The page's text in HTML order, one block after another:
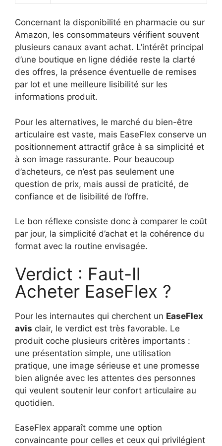
Concernant la disponibilité en pharmacie ou sur
Amazon, les consommateurs vérifient souvent
plusieurs canaux avant achat. L’intérêt principal
d’une boutique en ligne dédiée reste la clarté
des offres, la présence éventuelle de remises
par lot et une meilleure lisibilité sur les
informations produit.
Pour les alternatives, le marché du bien-être
articulaire est vaste, mais EaseFlex conserve un
positionnement attractif grâce à sa simplicité et
à son image rassurante. Pour beaucoup
d’acheteurs, ce n’est pas seulement une
question de prix, mais aussi de praticité, de
confiance et de lisibilité de l’offre.
Le bon réflexe consiste donc à comparer le coût
par jour, la simplicité d’achat et la cohérence du
format avec la routine envisagée.
Verdict : Faut-Il
Acheter EaseFlex ?
Pour les internautes qui cherchent un EaseFlex
avis clair, le verdict est très favorable. Le
produit coche plusieurs critères importants :
une présentation simple, une utilisation
pratique, une image sérieuse et une promesse
bien alignée avec les attentes des personnes
qui veulent soutenir leur confort articulaire au
quotidien.
EaseFlex apparaît comme une option
convaincante pour celles et ceux qui privilégient